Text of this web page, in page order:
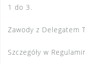
1 do 3.
Zawody z Delegatem
Szczegóły w